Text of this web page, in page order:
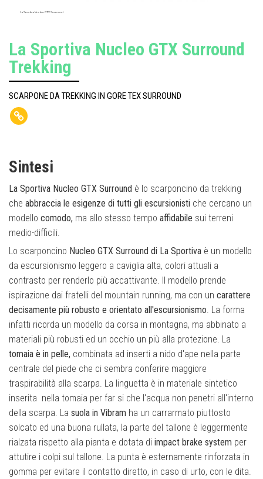
La Sportiva Nucleo GTX Surround
La Sportiva Nucleo GTX Surround
Trekking
SCARPONE DA TREKKING IN GORE TEX SURROUND
Sintesi
La Sportiva Nucleo GTX Surround è lo scarponcino da trekking
che abbraccia le esigenze di tutti gli escursionisti che cercano un
modello comodo, ma allo stesso tempo affidabile sui terreni
medio-difficili.
Lo scarponcino Nucleo GTX Surround di La Sportiva è un modello
da escursionismo leggero a caviglia alta, colori attuali a
contrasto per renderlo più accattivante. Il modello prende
ispirazione dai fratelli del mountain running, ma con un carattere
decisamente più robusto e orientato all'escursionismo. La forma
infatti ricorda un modello da corsa in montagna, ma abbinato a
materiali più robusti ed un occhio un più alla protezione. La
tomaia è in pelle, combinata ad inserti a nido d'ape nella parte
centrale del piede che ci sembra conferire maggiore
traspirabilità alla scarpa. La linguetta è in materiale sintetico
inserita nella tomaia per far si che l'acqua non penetri all'interno
della scarpa. La suola in Vibram ha un carrarmato piuttosto
solcato ed una buona rullata, la parte del tallone è leggermente
rialzata rispetto alla pianta e dotata di impact brake system per
attutire i colpi sul tallone. La punta è esternamente rinforzata in
gomma per evitare il contatto diretto, in caso di urto, con le dita.